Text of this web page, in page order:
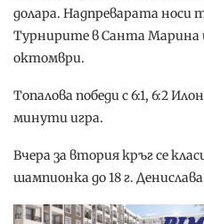
долара. Надпреварата носи
Турнирите в Санта Марина
октомври.
Топалова победи с 6:1, 6:2
минути игра.
Вчера за втория кръг се
шампионка до 18 г.